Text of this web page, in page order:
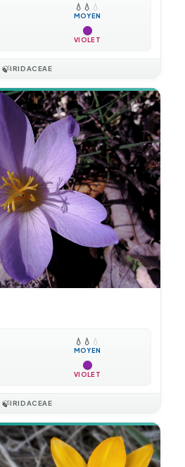
💧 💧 💧
MOYEN
VIOLET
🍃IRIDACEAE
💧 💧 💧
MOYEN
VIOLET
🍃IRIDACEAE